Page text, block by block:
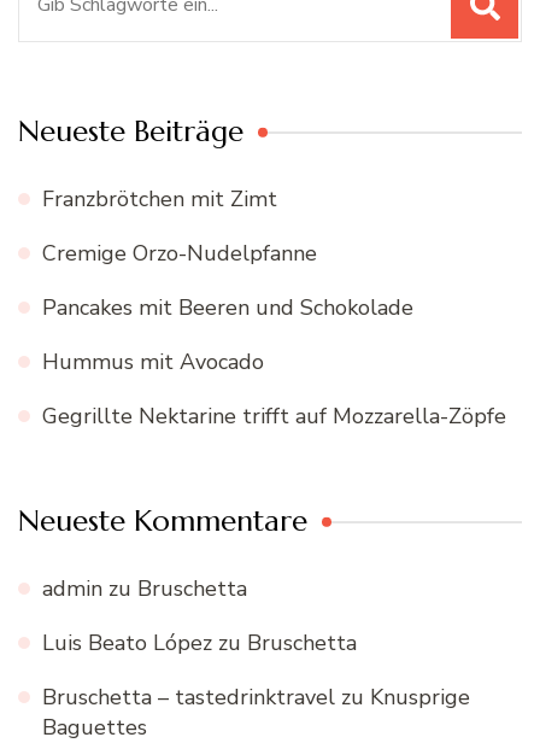
Neueste Beiträge
Franzbrötchen mit Zimt
Cremige Orzo-Nudelpfanne
Pancakes mit Beeren und Schokolade
Hummus mit Avocado
Gegrillte Nektarine trifft auf Mozzarella-Zöpfe
Neueste Kommentare
admin zu Bruschetta
Luis Beato López zu Bruschetta
Bruschetta – tastedrinktravel zu Knusprige
Baguettes